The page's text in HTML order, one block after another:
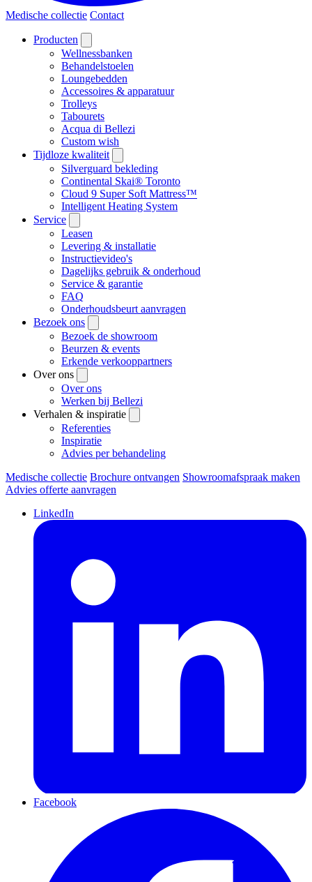
Medische collectie Contact
Producten
Wellnessbanken
Behandelstoelen
Loungebedden
Accessoires & apparatuur
Trolleys
Tabourets
Acqua di Bellezi
Custom wish
Tijdloze kwaliteit
Silverguard bekleding
Continental Skai® Toronto
Cloud 9 Super Soft Mattress™
Intelligent Heating System
Service
Leasen
Levering & installatie
Instructievideo's
Dagelijks gebruik & onderhoud
Service & garantie
FAQ
Onderhoudsbeurt aanvragen
Bezoek ons
Bezoek de showroom
Beurzen & events
Erkende verkooppartners
Over ons
Over ons
Werken bij Bellezi
Verhalen & inspiratie
Referenties
Inspiratie
Advies per behandeling
Medische collectie Brochure ontvangen Showroomafspraak maken
Advies offerte aanvragen
LinkedIn
Facebook